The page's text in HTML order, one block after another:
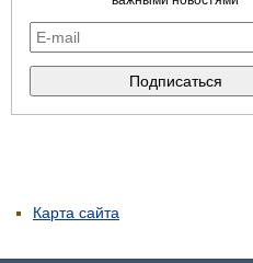
Карта сайта